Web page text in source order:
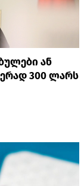
ან
300 ლარს